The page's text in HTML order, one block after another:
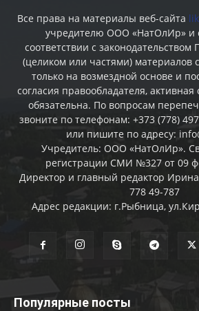
Все права на материалы веб-сайта
учредителю ООО «НатОлИр» и
соответствии с
(целиком или частями) материалов
только на возмездной основе и
согласия правообладателя,
обязательна. По вопросам
звоните по телефонам: +373 (778)
или пишите по адресу:
Учредитель: ООО «НатОлИр».
регистрации СМИ №327 от 09
Директор и главный редактор
778 49-787
Адрес редакции: г.Рыбница,
Популярные посты